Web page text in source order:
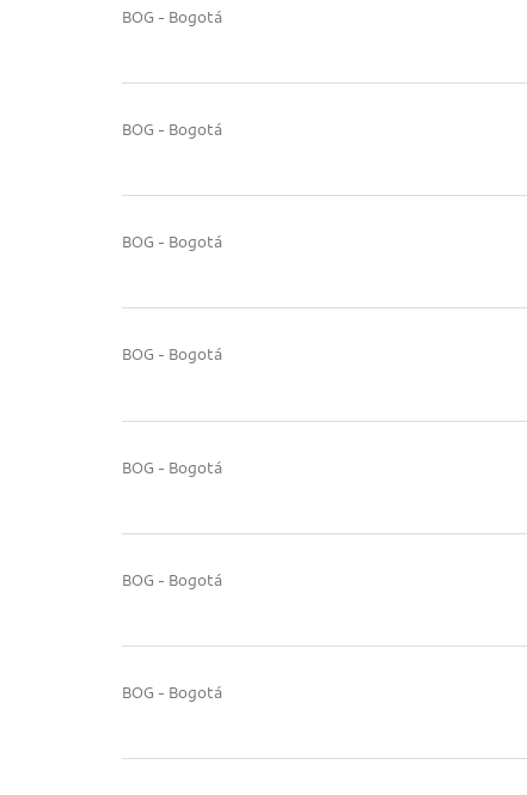
BOG - Bogotá
BOG - Bogotá
BOG - Bogotá
BOG - Bogotá
BOG - Bogotá
BOG - Bogotá
BOG - Bogotá